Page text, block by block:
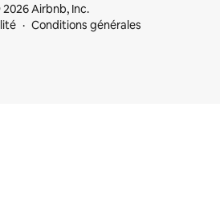
Airbnb, Inc.
Conditions générales